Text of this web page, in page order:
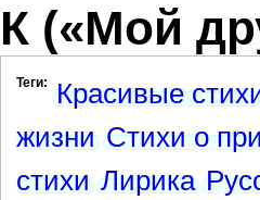
К («Мой
Теги: Красивые
жизни Стихи о
стихи Лирика